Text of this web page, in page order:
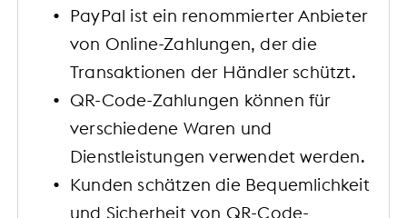
PayPal ist ein renommierter Anbieter
von Online-Zahlungen, der die
Transaktionen der Händler schützt.
QR-Code-Zahlungen können für
verschiedene Waren und
Dienstleistungen verwendet werden.
Kunden schätzen die Bequemlichkeit
und Sicherheit von QR-Code-